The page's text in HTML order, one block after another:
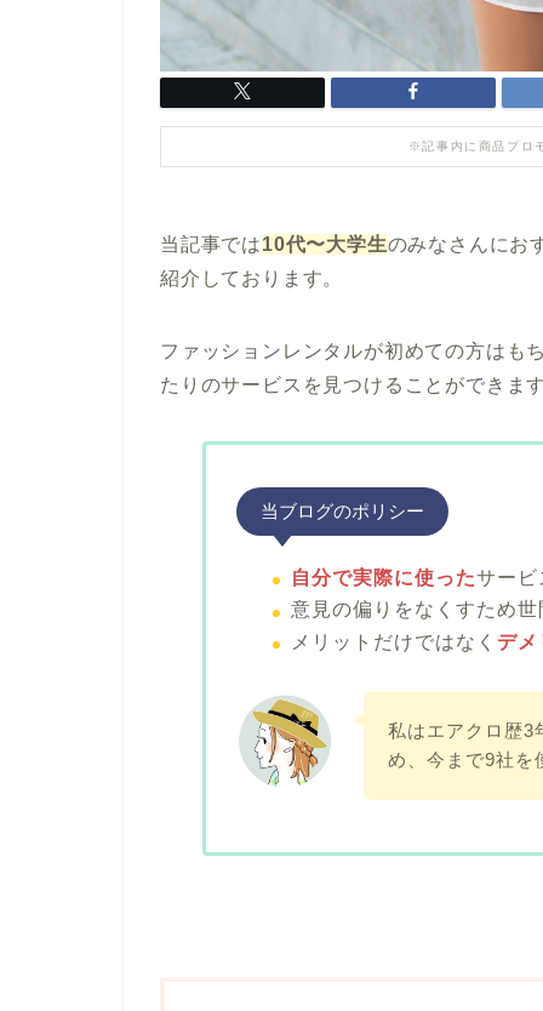
※記事内に商品プロ
当記事では10代〜大学生のみなさんにお
紹介しております。
ファッションレンタルが初めての方はも
たりのサービスを見つけることができま
当ブログのポリシー
自分で実際に使ったサービ
意見の偏りをなくすため
メリットだけではなく デメ
私はエアクロ歴3
め、今まで9社を